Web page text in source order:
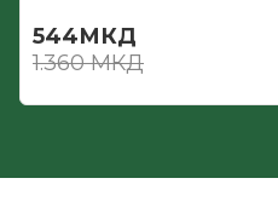
544МКД
1.360МКД